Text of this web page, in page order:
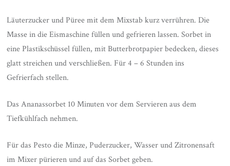
Läuterzucker und Püree mit dem Mixstab kurz verrühren. Die
Masse in die Eismaschine füllen und gefrieren lassen. Sorbet in
eine Plastikschüssel füllen, mit Butterbrotpapier bedecken, dieses
glatt streichen und verschließen. Für 4 – 6 Stunden ins
Gefrierfach stellen.
Das Ananassorbet 10 Minuten vor dem Servieren aus dem
Tiefkühlfach nehmen.
Für das Pesto die Minze, Puderzucker, Wasser und Zitronensaft
im Mixer pürieren und auf das Sorbet geben.